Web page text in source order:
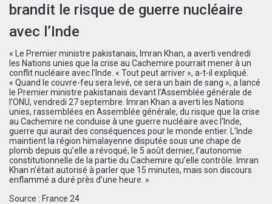
brandit le risque de guerre nucléaire
avec l’Inde
« Le Premier ministre pakistanais, Imran Khan, a averti vendredi
les Nations unies que la crise au Cachemire pourrait mener à un
conflit nucléaire avec l’Inde. « Tout peut arriver », a-t-il expliqué.
« Quand le couvre-feu sera levé, ce sera un bain de sang », a lancé
le Premier ministre pakistanais devant l’Assemblée générale de
l’ONU, vendredi 27 septembre. Imran Khan a averti les Nations
unies, rassemblées en Assemblée générale, du risque que la crise
au Cachemire ne conduise à une guerre nucléaire avec l’Inde,
guerre qui aurait des conséquences pour le monde entier. L’Inde
maintient la région himalayenne disputée sous une chape de
plomb depuis qu’elle a révoqué, le 5 août dernier, l’autonomie
constitutionnelle de la partie du Cachemire qu’elle contrôle. Imran
Khan n’était autorisé à parler que 15 minutes, mais son discours
enflammé a duré près d’une heure. »
Source : France 24